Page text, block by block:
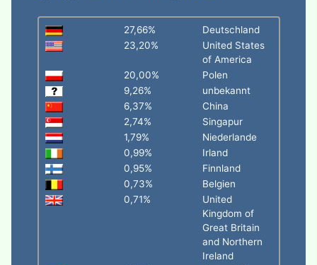
27,66%
Deutschland
23,20%
United States
of America
20,00%
Polen
9,26%
unbekannt
6,37%
China
2,74%
Singapur
1,79%
Niederlande
0,99%
Irland
0,95%
Finnland
0,73%
Belgien
0,71%
United
Kingdom of
Great Britain
and Northern
Ireland